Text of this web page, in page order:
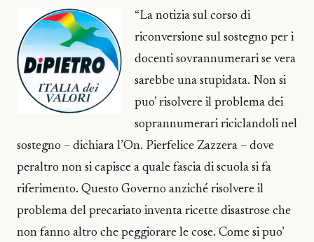
“La notizia sul corso di
riconversione sul sostegno per i
docenti sovrannumerari se vera
sarebbe una stupidata. Non si
puo’ risolvere il problema dei
soprannumerari riciclandoli nel
sostegno – dichiara l’On. Pierfelice Zazzera – dove
peraltro non si capisce a quale fascia di scuola si fa
riferimento. Questo Governo anziché risolvere il
problema del precariato inventa ricette disastrose che
non fanno altro che peggiorare le cose. Come si puo’